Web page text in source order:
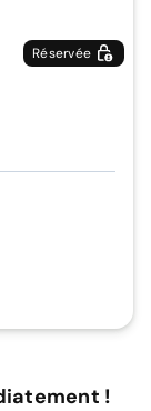
Réservée
!